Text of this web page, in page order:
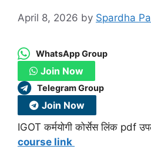
April 8, 2026 by Spardha
WhatsApp Group
Join Now
Telegram Group
Join Now
IGOT कर्मयोगी कोर्सेस लिंक pdf
course link